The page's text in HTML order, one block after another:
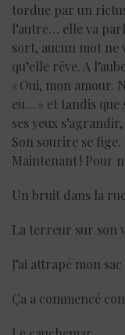
tordue par un
l’autre… elle va
sort, aucun mot ne
qu’elle rêve. A
« Oui, mon amour.
eu… » et tandis que
ses yeux
Son sourire se fige.
Maintenant ! Pour
Un bruit dans la
La terreur sur son
J’ai attrapé mon
Ça a commencé